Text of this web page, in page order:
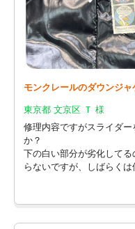
モンクレールのダウンジ
東京都 文京区 Ｔ 様
修理内容ですがスライダ
か？
下の白い部分が劣化して
らないですが、しばらくは